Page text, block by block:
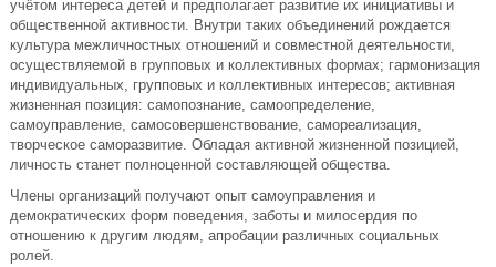
учётом интереса детей и предполагает развитие их инициативы и
общественной активности. Внутри таких объединений рождается
культура межличностных отношений и совместной деятельности,
осуществляемой в групповых и коллективных формах; гармонизация
индивидуальных, групповых и коллективных интересов; активная
жизненная позиция: самопознание, самоопределение,
самоуправление, самосовершенствование, самореализация,
творческое саморазвитие. Обладая активной жизненной позицией,
личность станет полноценной составляющей общества.
Члены организаций получают опыт самоуправления и
демократических форм поведения, заботы и милосердия по
отношению к другим людям, апробации различных социальных
ролей.